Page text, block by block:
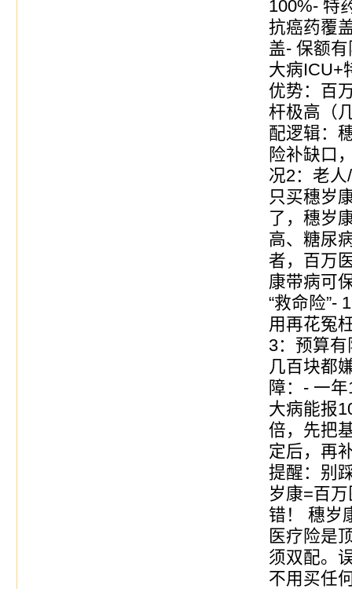
100%- 特
抗癌药覆
盖- 保额
大病ICU+
优势：百
杆极高（
配逻辑：
险补缺口
况2：老
只买穗岁
了，穗岁
高、糖尿
者，百万
康带病可
“救命险”-
用再花冤
3：预算
几百块都
障：- 一
大病能报
倍，先把
定后，再
提醒：别
岁康=百
错！ 穗岁
医疗险是
须双配。
不用买任